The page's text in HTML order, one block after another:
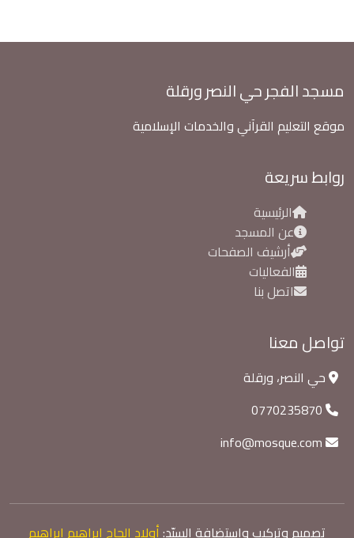
مسجد الفجر حي النصر ورقلة
موقع التعليم القرآني والخدمات الإسلامية
روابط سريعة
الرئيسية
عن المسجد
أرشيف الصفحات
الفعاليات
اتصل بنا
تواصل معنا
حي النصر، ورقلة
تصميم وتركيب واستضافة السيّد:أولاد الحاج إبراهيم إبراهيم